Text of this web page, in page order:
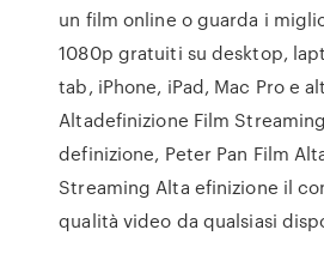
un film online o guarda i
1080p gratuiti su desktop,
tab, iPhone, iPad, Mac Pro e
Altadefinizione Film
definizione, Peter Pan Film
Streaming Alta efinizione il
qualità video da qualsiasi